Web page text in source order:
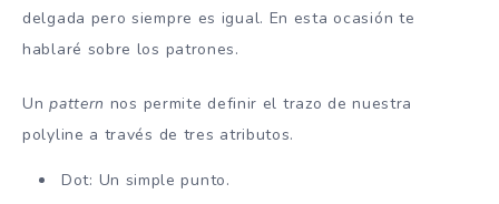
delgada pero siempre es igual. En esta ocasión te
hablaré sobre los patrones.
Unpattern nos permite definir el trazo de nuestra
polyline a través de tres atributos.
Dot: Un simple punto.